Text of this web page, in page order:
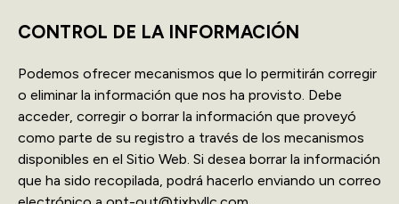
CONTROL DE LA INFORMACIÓN
Podemos ofrecer mecanismos que lo permitirán corregir
o eliminar la información que nos ha provisto. Debe
acceder, corregir o borrar la información que proveyó
como parte de su registro a través de los mecanismos
disponibles en el Sitio Web. Si desea borrar la información
que ha sido recopilada, podrá hacerlo enviando un correo